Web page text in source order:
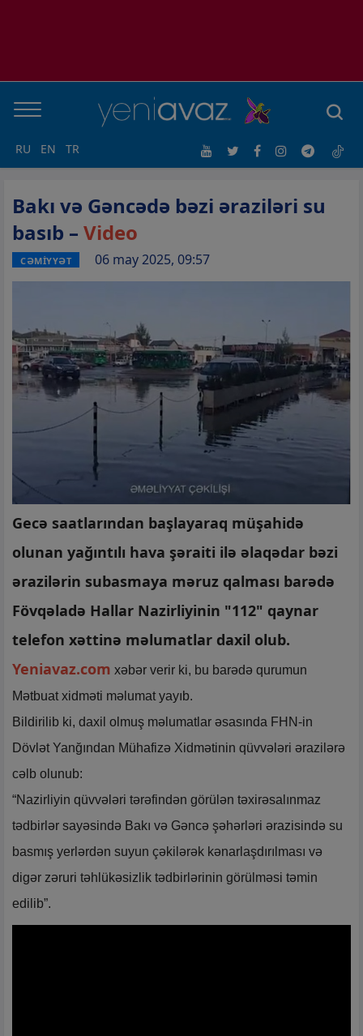
RU EN TR
Bakı və Gəncədə bəzi əraziləri su
basıb – Video
CƏMİYYƏT 06 may 2025, 09:57
Gecə saatlarından başlayaraq müşahidə
olunan yağıntılı hava şəraiti ilə əlaqədar bəzi
ərazilərin subasmaya məruz qalması barədə
Fövqəladə Hallar Nazirliyinin "112" qaynar
telefon xəttinə məlumatlar daxil olub.
Yeniavaz.com xəbər verir ki, bu barədə qurumun
Mətbuat xidməti məlumat yayıb.
Bildirilib ki, daxil olmuş məlumatlar əsasında FHN-in
Dövlət Yanğından Mühafizə Xidmətinin qüvvələri ərazilərə
cəlb olunub:
“Nazirliyin qüvvələri tərəfindən görülən təxirəsalınmaz
tədbirlər sayəsində Bakı və Gəncə şəhərləri ərazisində su
basmış yerlərdən suyun çəkilərək kənarlaşdırılması və
digər zəruri təhlükəsizlik tədbirlərinin görülməsi təmin
edilib”.